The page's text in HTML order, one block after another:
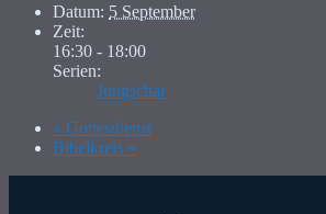
Datum: 5 September
Zeit:
16:30 - 18:00
Serien:
Jungschar
« Gottesdienst
Bibelkreis »